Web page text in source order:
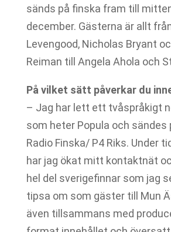
sänds på finska fram till
december. Gästerna är allt
Levengood, Nicholas Bryant
Reiman till Angela Ahola och
På vilket sätt påverkar du
– Jag har lett ett tvåspråkigt
som heter Popula och sändes
Radio Finska/ P4 Riks. Under
har jag ökat mitt kontaktnät
hel del sverigefinnar som jag
tipsa om som gäster till Mun
även tillsammans med